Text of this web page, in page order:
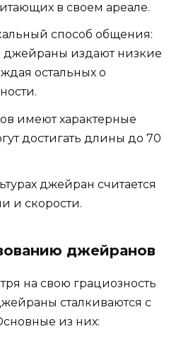
в своем ареале.
способ общения:
джейраны издают низкие
остальных о
имеют характерные
достигать длины до 70
джейран считается
и скорости.
джейранов
на свою грациозность
сталкиваются с
из них: